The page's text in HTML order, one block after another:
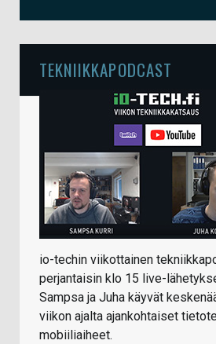
TEKNIIKKAPODCAST
io-techin viikottainen
perjantaisin klo 15 live-
Sampsa ja Juha käyvät
viikon ajalta ajankohtaiset
mobiiliaiheet.